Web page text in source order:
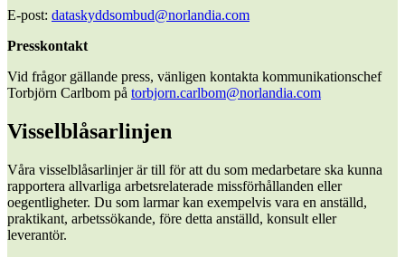
E-post: dataskyddsombud@norlandia.com
Presskontakt
Vid frågor gällande press, vänligen kontakta kommunikationschef
Torbjörn Carlbom på torbjorn.carlbom@norlandia.com
Visselblåsarlinjen
Våra visselblåsarlinjer är till för att du som medarbetare ska kunna
rapportera allvarliga arbetsrelaterade missförhållanden eller
oegentligheter. Du som larmar kan exempelvis vara en anställd,
praktikant, arbetssökande, före detta anställd, konsult eller
leverantör.